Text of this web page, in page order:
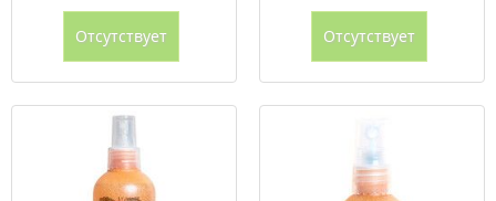
Отсутствует Отсутствует